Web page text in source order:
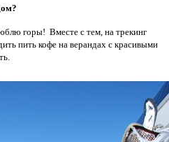
горы! Вместе с тем, на трекинг
пить кофе на верандах с красивыми